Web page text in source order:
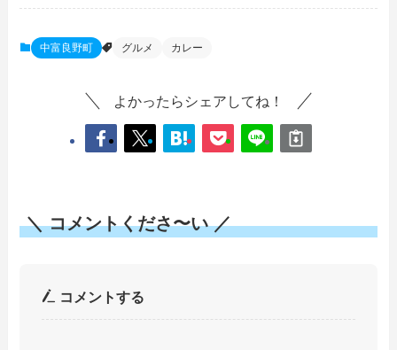
中富良野町 グルメ カレー
よかったらシェアしてね！
＼ コメントくださ〜い ／
コメントする